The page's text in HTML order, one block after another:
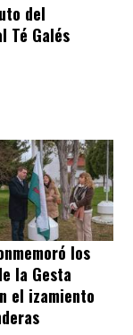
del
Té Galés
los
la Gesta
el izamiento